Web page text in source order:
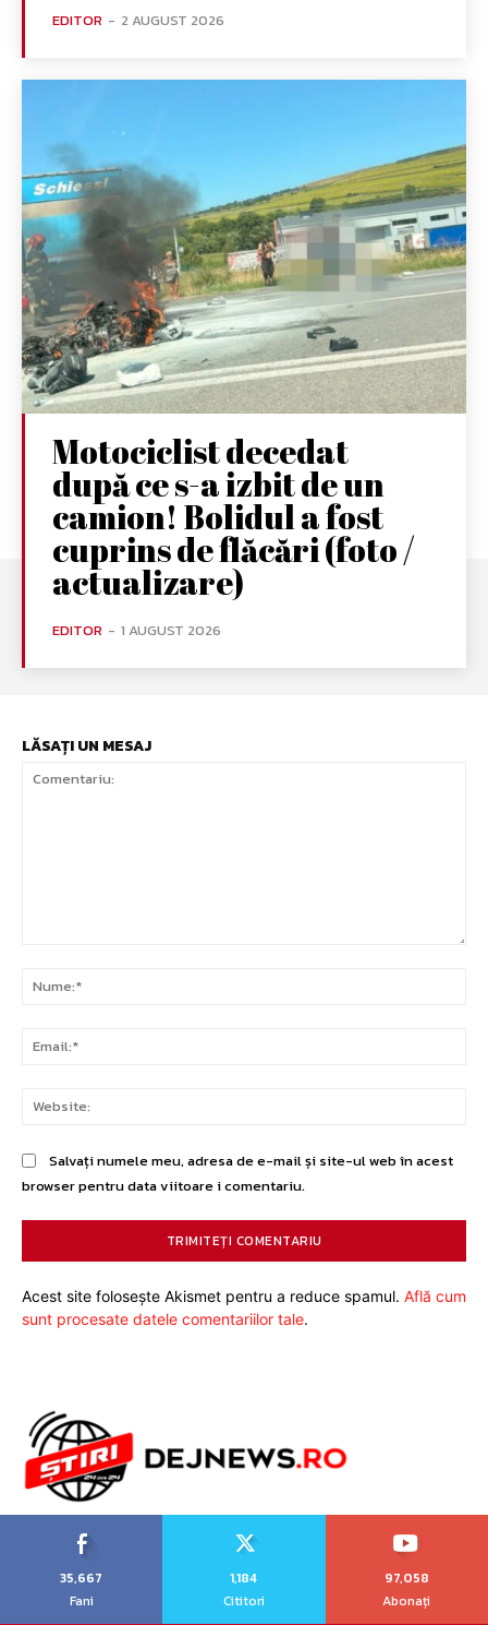
EDITOR - 2 AUGUST 2026
Motociclist decedat
după ce s-a izbit de un
camion! Bolidul a fost
cuprins de flăcări (foto /
actualizare)
EDITOR - 1 AUGUST 2026
LĂSAȚI UN MESAJ
Salvați numele meu, adresa de e-mail și site-ul web în acest
browser pentru data viitoare i comentariu.
Acest site folosește Akismet pentru a reduce spamul. Află cum
sunt procesate datele comentariilor tale.
35,667
Fani
1,184
Cititori
97,058
Abonați